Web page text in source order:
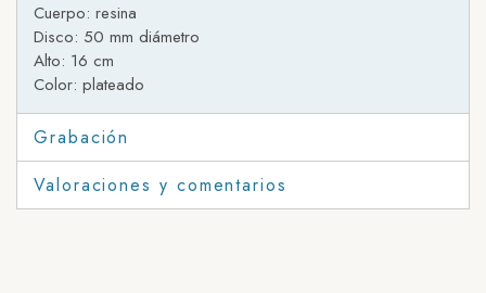
Cuerpo: resina
Disco: 50 mm diámetro
Alto: 16 cm
Color: plateado
Grabación
Valoraciones y comentarios